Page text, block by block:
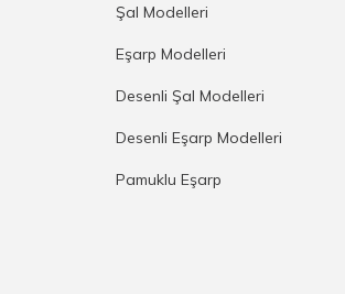
Şal Modelleri
Eşarp Modelleri
Desenli Şal Modelleri
Desenli Eşarp Modelleri
Pamuklu Eşarp